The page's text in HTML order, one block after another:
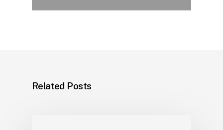
Related Posts